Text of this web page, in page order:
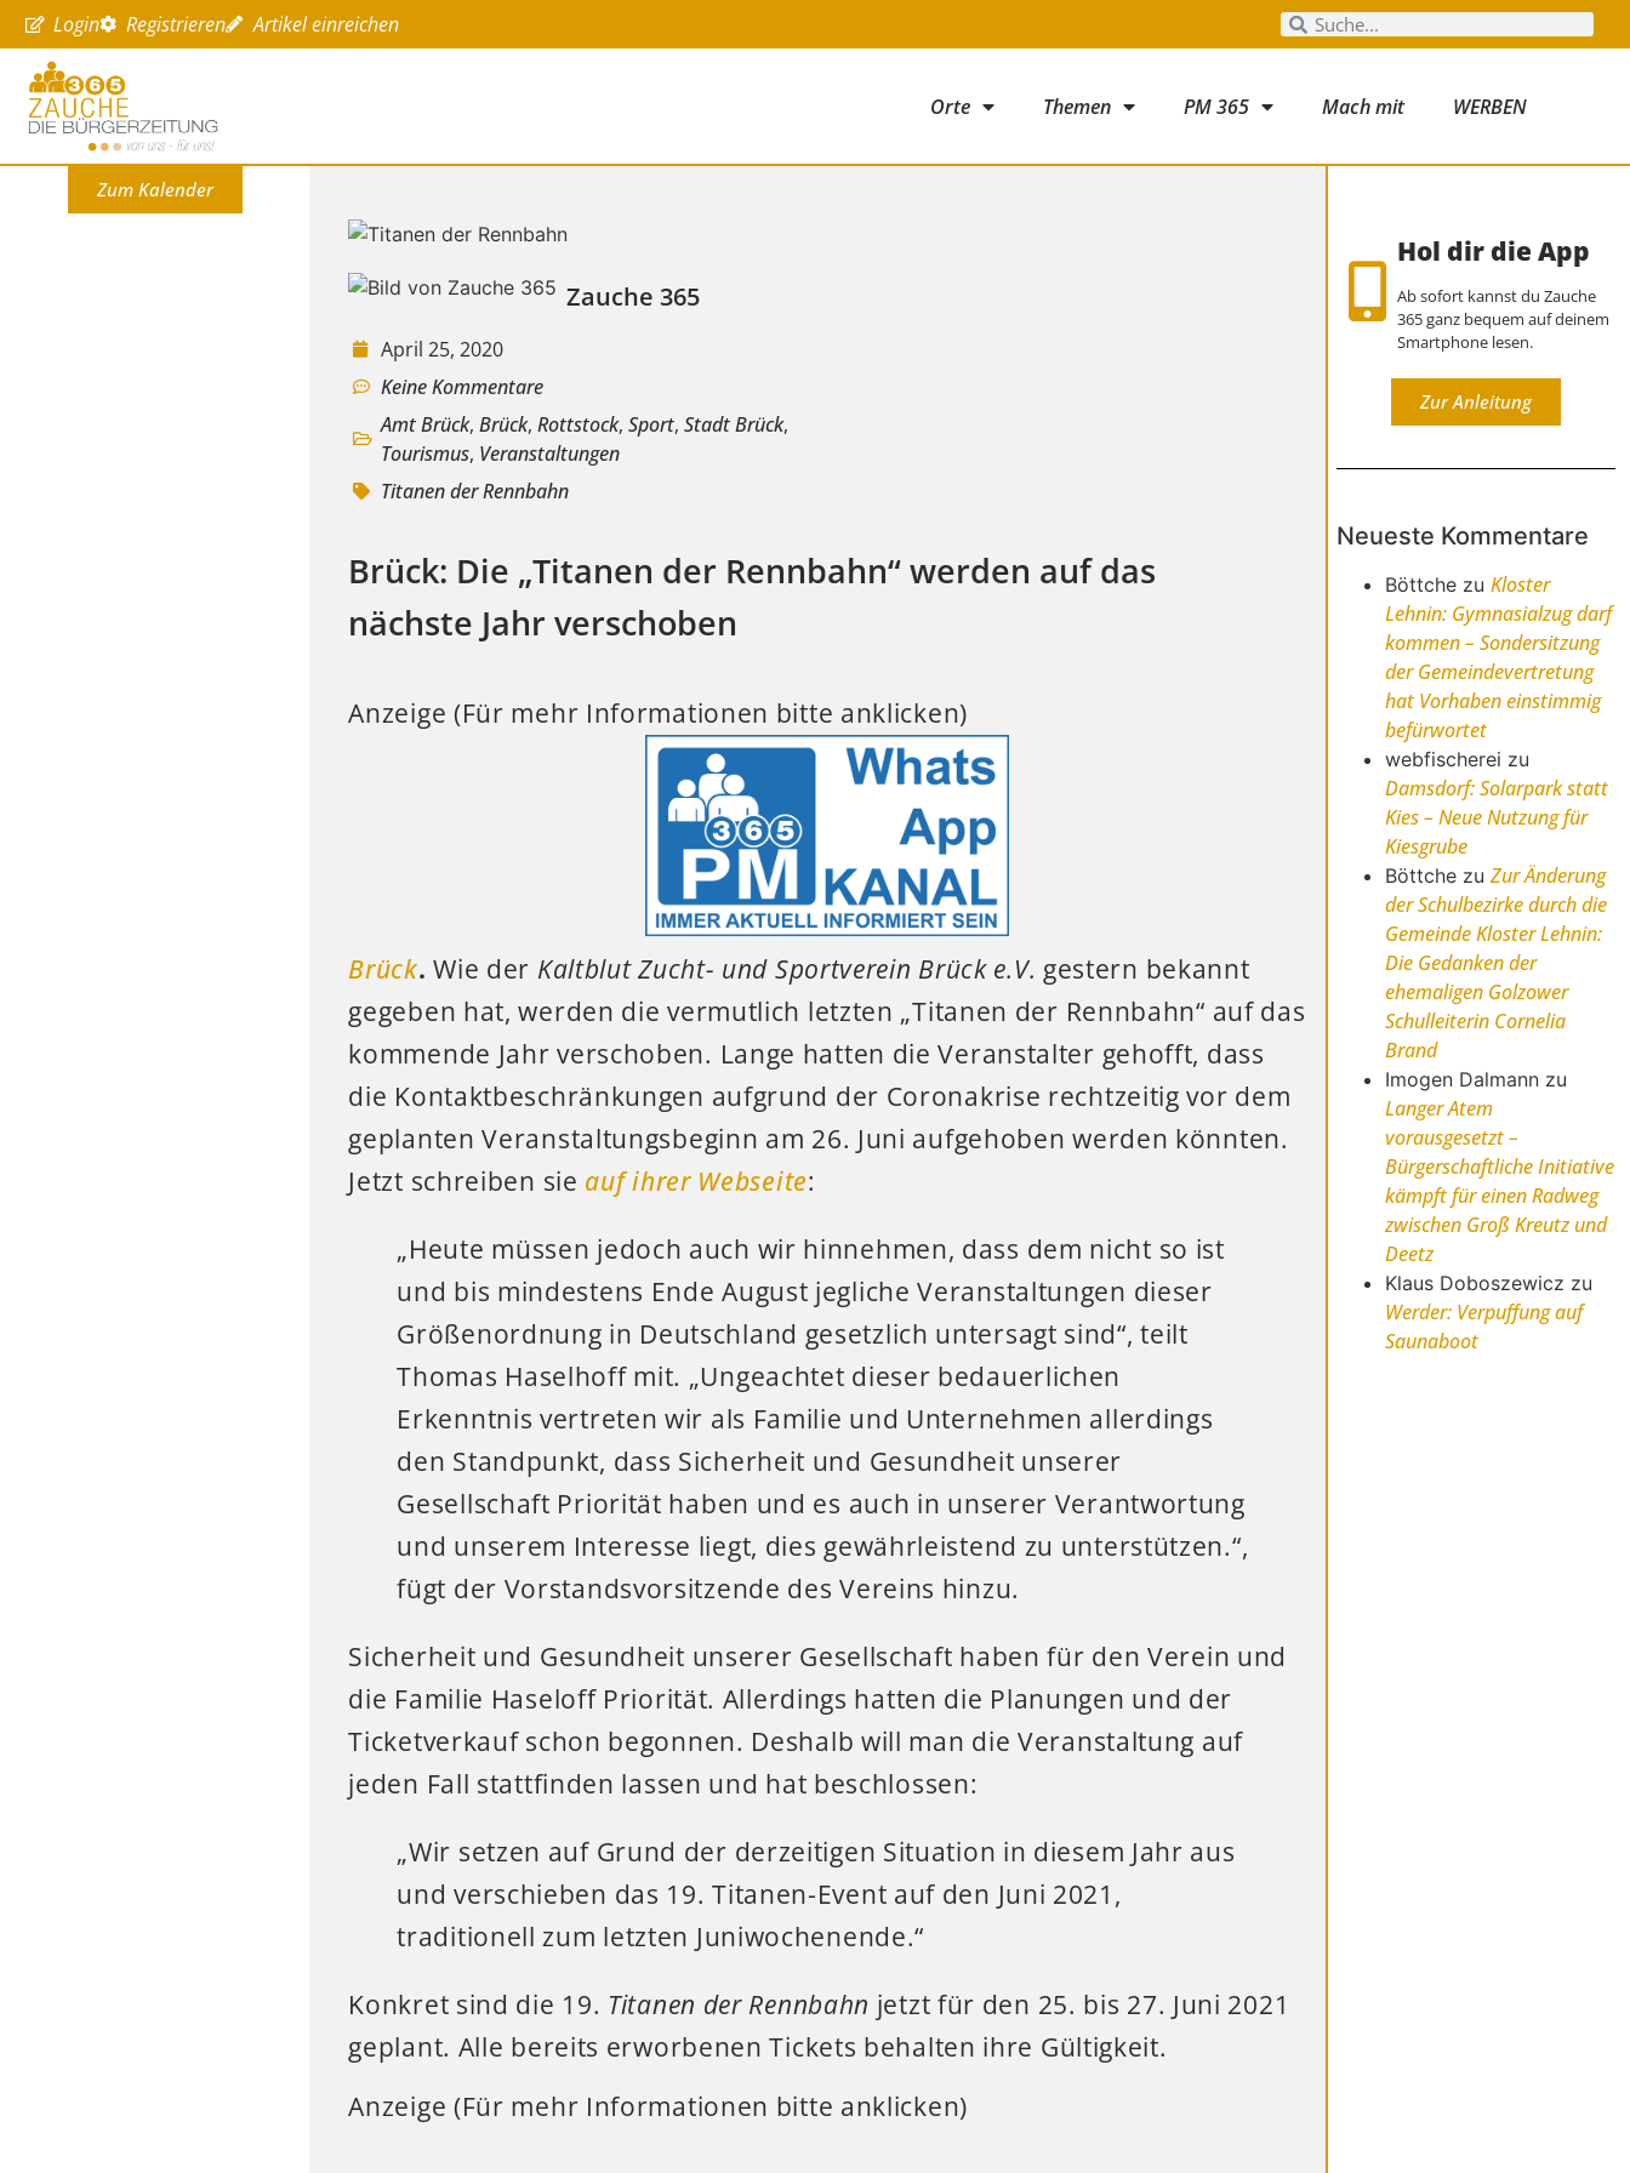
Login Registrieren Artikel einreichen
Orte Themen PM 365 Mach mit WERBEN
Zum Kalender
Zauche 365
April 25, 2020
Keine Kommentare
Amt Brück,Brück,Rottstock,Sport,Stadt Brück,
Tourismus, Veranstaltungen
Titanen der Rennbahn
Brück: Die „Titanen der Rennbahn“ werden auf das
nächste Jahr verschoben
Anzeige (Für mehr Informationen bitte anklicken)
Brück. Wie der Kaltblut Zucht- und Sportverein Brück e.V. gestern bekannt
gegeben hat, werden die vermutlich letzten „Titanen der Rennbahn“ auf das
kommende Jahr verschoben. Lange hatten die Veranstalter gehofft, dass
die Kontaktbeschränkungen aufgrund der Coronakrise rechtzeitig vor dem
geplanten Veranstaltungsbeginn am 26. Juni aufgehoben werden könnten.
Jetzt schreiben sie auf ihrer Webseite:
„Heute müssen jedoch auch wir hinnehmen, dass dem nicht so ist
und bis mindestens Ende August jegliche Veranstaltungen dieser
Größenordnung in Deutschland gesetzlich untersagt sind“, teilt
Thomas Haselhoff mit. „Ungeachtet dieser bedauerlichen
Erkenntnis vertreten wir als Familie und Unternehmen allerdings
den Standpunkt, dass Sicherheit und Gesundheit unserer
Gesellschaft Priorität haben und es auch in unserer Verantwortung
und unserem Interesse liegt, dies gewährleistend zu unterstützen.“,
fügt der Vorstandsvorsitzende des Vereins hinzu.
Sicherheit und Gesundheit unserer Gesellschaft haben für den Verein und
die Familie Haseloff Priorität. Allerdings hatten die Planungen und der
Ticketverkauf schon begonnen. Deshalb will man die Veranstaltung auf
jeden Fall stattfinden lassen und hat beschlossen:
„Wir setzen auf Grund der derzeitigen Situation in diesem Jahr aus
und verschieben das 19. Titanen-Event auf den Juni 2021,
traditionell zum letzten Juniwochenende.“
Konkret sind die 19. Titanen der Rennbahn jetzt für den 25. bis 27. Juni 2021
geplant. Alle bereits erworbenen Tickets behalten ihre Gültigkeit.
Anzeige (Für mehr Informationen bitte anklicken)
Hol dir die App
Ab sofort kannst du Zauche
365 ganz bequem auf deinem
Smartphone lesen.
Zur Anleitung
Neueste Kommentare
Böttche zuKloster
Lehnin: Gymnasialzug darf
kommen – Sondersitzung
der Gemeindevertretung
hat Vorhaben einstimmig
befürwortet
webfischerei zu
Damsdorf: Solarpark statt
Kies – Neue Nutzung für
Kiesgrube
Böttche zuZur Änderung
der Schulbezirke durch die
Gemeinde Kloster Lehnin:
Die Gedanken der
ehemaligen Golzower
Schulleiterin Cornelia
Brand
Imogen Dalmann zu
Langer Atem
vorausgesetzt –
Bürgerschaftliche Initiative
kämpft für einen Radweg
zwischen Groß Kreutz und
Deetz
Klaus Doboszewicz zu
Werder: Verpuffung auf
Saunaboot